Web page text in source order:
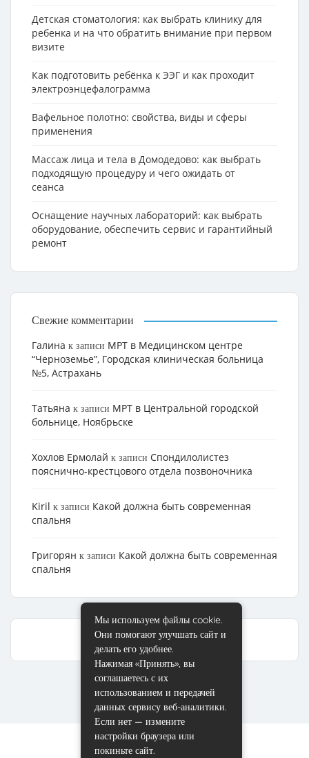
Детская стоматология: как выбрать клинику для
ребенка и на что обратить внимание при первом
визите
Как подготовить ребёнка к ЭЭГ и как проходит
электроэнцефалограмма
Вафельное полотно: свойства, виды и сферы
применения
Массаж лица и тела в Домодедово: как выбрать
подходящую процедуру и чего ожидать от
сеанса
Оснащение научных лабораторий: как выбрать
оборудование, обеспечить сервис и гарантийный
ремонт
Свежие комментарии
Галина к записи МРТ в Медицинском центре
“Черноземье”, Городская клиническая больница
№5, Астрахань
Татьяна к записи МРТ в Центральной городской
больнице, Ноябрьске
Хохлов Ермолай к записи Cпондилолистез
пояснично-крестцового отдела позвоночника
Kiril к записи Какой должна быть современная
спальня
Григорян к записи Какой должна быть современная
спальня
Мы используем файлы cookie.
Они помогают улучшать сайт и
делать его удобнее.
Нажимая «Принять», вы
соглашаетесь с их
использованием и передачей
данных сервису веб-аналитики.
Если нет — измените
настройки браузера или
покиньте сайт.